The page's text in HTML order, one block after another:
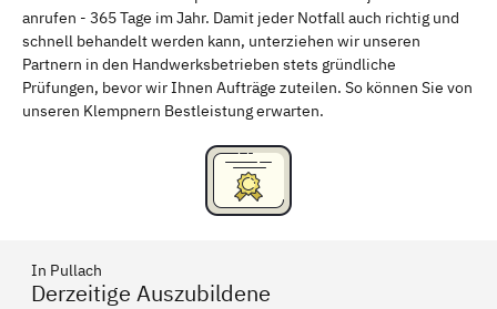
Freising Rudelsdorf, Mittelfranken
anrufen - 365 Tage im Jahr. Damit jeder Notfall auch richtig und
schnell behandelt werden kann, unterziehen wir unseren
Partnern in den Handwerksbetrieben stets gründliche
Prüfungen, bevor wir Ihnen Aufträge zuteilen. So können Sie von
unseren Klempnern Bestleistung erwarten.
In Pullach
Derzeitige Auszubildene